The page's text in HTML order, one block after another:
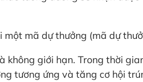
mã dự thưởng (mã dự
không giới hạn. Trong thời
tương ứng và tăng cơ hội